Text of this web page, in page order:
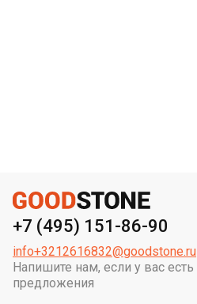
+7 (495) 151-86-90
Напишите нам, если у вас
предложения
info+3212616832@goodstone.ru